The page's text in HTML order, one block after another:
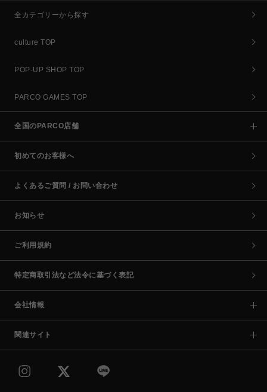
全カテゴリーから探す
culture TOP
POP-UP SHOP TOP
PARCO GAMES TOP
全国のPARCO店舗
初めてのお客様へ
よくあるご質問 / お問い合わせ
お知らせ
ご利用規約
特定商取引法など法令に基づく表記
会社情報
関連サイト